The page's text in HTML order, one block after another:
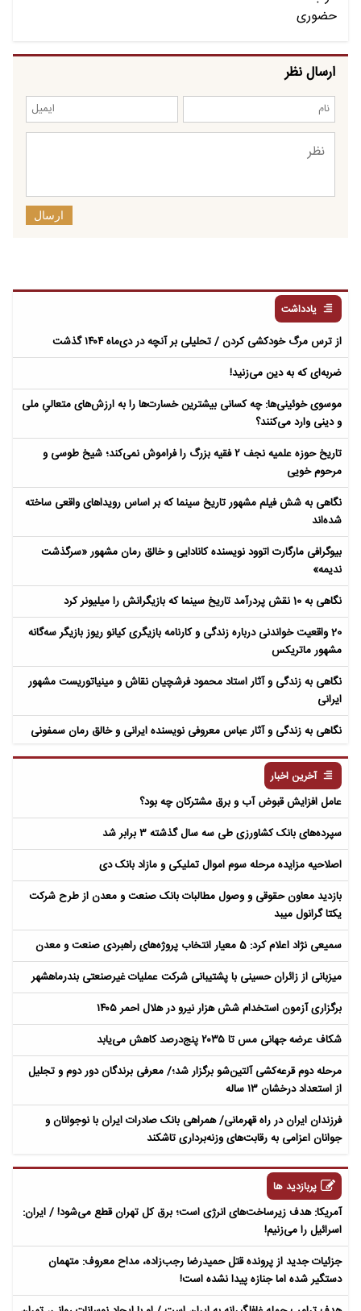
ارسال نظر
ارسال
یادداشت
از ترس مرگ خودکشی کردن / تحلیلی بر آنچه در دی‌ماه ۱۴۰۴ گذشت
ضربه‌ای که به دین می‌زنید!
موسوی خوئینی‌ها: چه کسانی بیشترین خسارت‌ها را به ارزش‌های متعالیِ ملی
و دینی وارد می‌کنند؟
تاریخ حوزه علمیه نجف ۲ فقیه بزرگ را فراموش نمی‌کند؛ شیخ طوسی و
مرحوم خویی
نگاهی به شش فیلم مشهور تاریخ سینما که بر اساس رویداهای واقعی ساخته
شده‌اند
بیوگرافی مارگارت اتوود نویسنده کانادایی و خالق رمان مشهور «سرگذشت
ندیمه»
نگاهی به 10 نقش پردرآمد تاریخ سینما که بازیگرانش را میلیونر کرد
20 واقعیت خواندنی درباره زندگی و کارنامه بازیگری کیانو ریوز بازیگر سه‌گانه
مشهور ماتریکس
نگاهی به زندگی و آثار استاد محمود فرشچیان نقاش و مینیاتوریست مشهور
ایرانی
نگاهی به زندگی و آثار عباس معروفی نویسنده ایرانی و خالق رمان سمفونی
آخرین اخبار
عامل افزایش قبوض آب و برق مشترکان چه بود؟
سپرده‌های بانک کشاورزی طی سه سال گذشته ۳ برابر شد
اصلاحیه مزایده مرحله سوم اموال تملیکی و مازاد بانک دی
بازدید معاون حقوقی و وصول مطالبات بانک صنعت و معدن از طرح شرکت
یکتا گرانول میبد
سمیعی‌ نژاد اعلام کرد: 5 معیار انتخاب پروژه‌های راهبردی صنعت و معدن
میزبانی از زائران حسینی با پشتیبانی شرکت عملیات غیرصنعتی بندرماهشهر
برگزاری آزمون استخدام شش هزار نیرو در هلال احمر ۱۴۰۵
شکاف عرضه جهانی مس تا ۲۰۳۵ پنج‌درصد کاهش می‌یابد
مرحله دوم قرعه‌کشی آلتین‌شو برگزار شد؛/ معرفی برندگان دور دوم و تجلیل
از استعداد درخشان ۱۳ ساله
​فرزندان ایران در راه قهرمانی/ همراهی بانک صادرات ایران با نوجوانان و
جوانان اعزامی به رقابت‌های وزنه‌برداری تاشکند
پربازدید ها
آمریکا: هدف زیرساخت‌های انرژی است؛ برق کل تهران قطع می‌شود! / ایران:
اسرائیل را می‌زنیم!
جزئیات جدید از پرونده قتل حمیدرضا رجب‌زاده، مداح معروف: متهمان
دستگیر شده اما جنازه پیدا نشده است!